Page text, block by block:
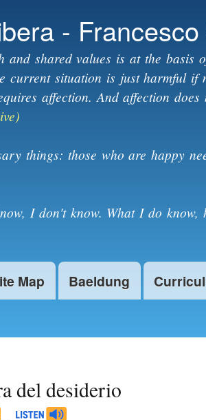
main
content
-
and shared values is at the basis
current situation is just harmful if
affection. And affection
things: those who are happy
I don't know. What I do know,
Map Baeldung
del desiderio